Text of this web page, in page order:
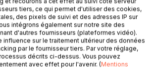
prussienne fait rage. Loigny-le-
d'une bataille meurtrière. Le château
proche, est transformé par les
de campagne.
la Loire et les Zouaves pontificaux se
ne pas reculer, mourir s'il le faut.
dans l'angoisse organise la
tiers, ce qui permet d'utiliser des cookies,
des pixels de suivi et des adresses IP sur
intégrons également sur notre site des
d'autres fournisseurs (plateformes vidéo).
influence sur le traitement ultérieur des données
par le fournisseur tiers. Par votre réglage,
décrits ci-dessus. Vous pouvez
avec effet pour l'avenir. (Mentions